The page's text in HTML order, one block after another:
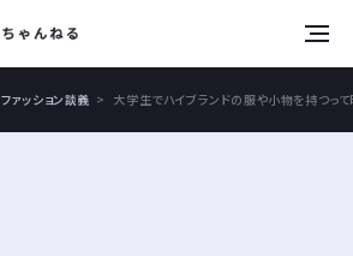
ファッション談義 大学生でハイブランドの服や小物を持つっ